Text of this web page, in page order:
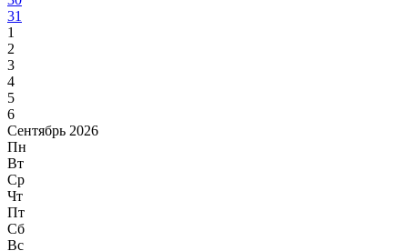
31
1
2
3
4
5
6
Сентябрь 2026
Пн
Вт
Ср
Чт
Пт
Сб
Вс